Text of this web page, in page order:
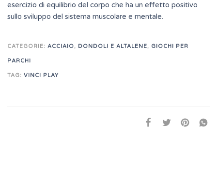
esercizio di equilibrio del corpo che ha un effetto positivo
sullo sviluppo del sistema muscolare e mentale.
CATEGORIE: ACCIAIO, DONDOLI E ALTALENE, GIOCHI PER
PARCHI
TAG: VINCI PLAY